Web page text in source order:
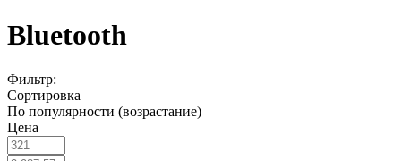
Bluetooth
Фильтр:
Сортировка
По популярности (возрастание)
Цена